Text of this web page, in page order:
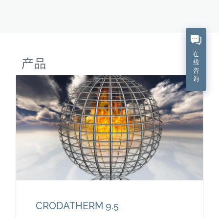
产品
CRODATHERM 9.5
在
线
咨
询